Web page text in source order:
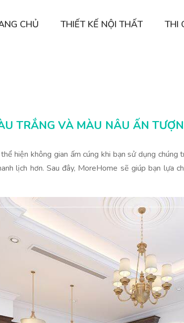
CHỦ THIẾT KẾ NỘI THẤT THI
TRẮNG VÀ MÀU NÂU ẤN
hiện không gian ấm cúng khi bạn sử dụng
lịch hơn. Sau đây, MoreHome sẽ giúp bạn lựa